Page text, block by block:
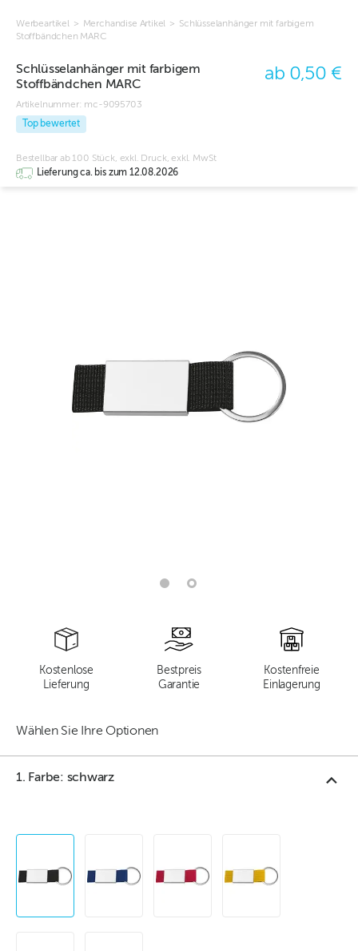
Werbeartikel > Merchandise Artikel > Schlüsselanhänger mit farbigem
Stoffbändchen MARC
Schlüsselanhänger mit farbigem
Stoffbändchen MARC
Artikelnummer: mc-9095703
Top bewertet
ab 0,50 €
Bestellbar ab 100 Stück, exkl. Druck, exkl. MwSt
Lieferung ca. bis zum 12.08.2026
Kostenlose
Lieferung
Bestpreis
Garantie
Kostenfreie
Einlagerung
Wählen Sie Ihre Optionen
1. Farbe: schwarz